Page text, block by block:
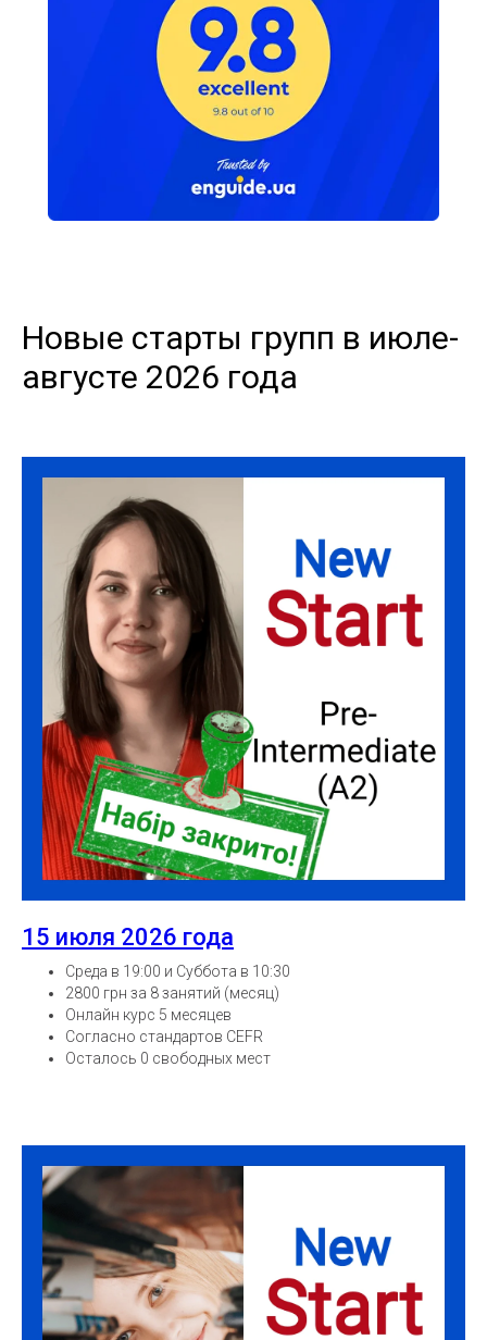
Новые старты групп в июле-
августе 2026 года
15 июля 2026 года
Среда в 19:00 и Суббота в 10:30
2800 грн за 8 занятий (месяц)
Онлайн курс 5 месяцев
Согласно стандартов CEFR
Осталось 0 свободных мест